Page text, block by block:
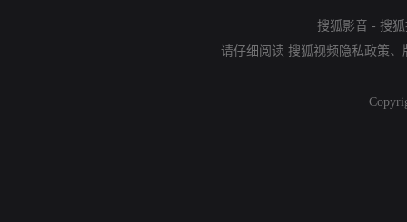
搜狐影音 - 搜
请仔细阅读 搜狐视频隐私政策、